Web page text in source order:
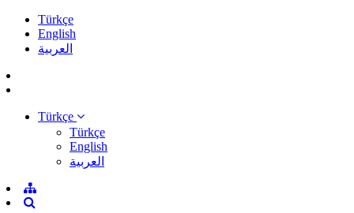
Türkçe
English
العربية
Türkçe
Türkçe
English
العربية